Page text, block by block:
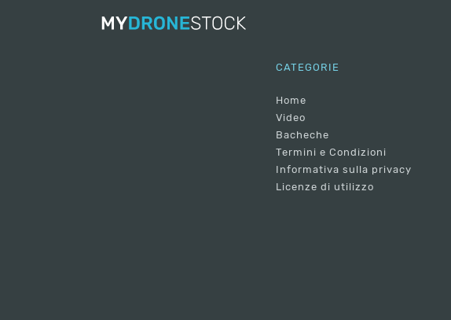
CATEGORIE
Home
Video
Bacheche
Termini e Condizioni
Informativa sulla privacy
Licenze di utilizzo